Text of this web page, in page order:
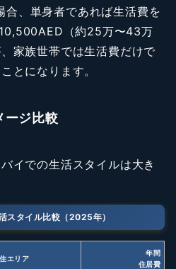
、単身者であれば生活費を
（約25万〜43万
家族世帯では生活費だけで
とになります。
ジ比較
イでの生活スタイルは大き
スタイル比較（2025年）
エリア
年間
住居費